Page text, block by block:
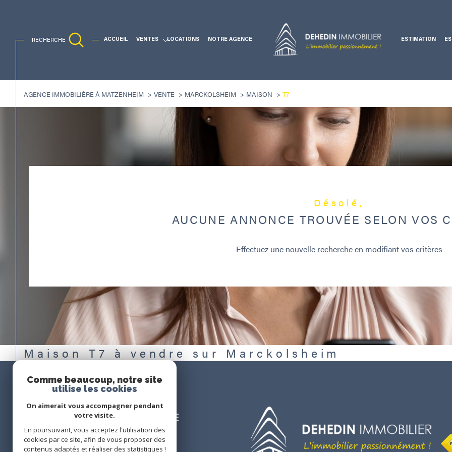
ACCUEIL VENTES
Ventes Traditionnelles Ventes professionnelles
LOCATIONS NOTRE AGENCE ESTIMATION
RECHERCHE
Acheter
de l'ancien
de l'immo pro
Louer
à l'année BUDGET
Voir les0annonces
67390 - Marckolsheim
AGENCE IMMOBILIÈRE À MATZENHEIM VENTE MARCKOLSHEIM MAISON T7
Désolé,
AUCUNE ANNONCE TROUVÉE SELON VOS
Effectuez une nouvelle recherche en modifiant vos critères
Maison T7 à vendre sur Marckolsheim
Espace
PROPRIÉTAIRE
Se connecter
Comme beaucoup, notre site
utilise les cookies
On aimerait vous accompagner pendant
votre visite.
En poursuivant, vous acceptez l'utilisation des
cookies par ce site, afin de vous proposer des
contenus adaptés et réaliser des statistiques !